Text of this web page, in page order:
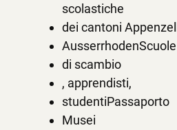
scolastiche
dei cantoni
AusserrhodenScuole
di scambio
, apprendisti,
studentiPassaporto
Musei